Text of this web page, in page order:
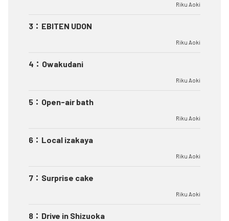
Riku Aoki
3 ： EBITEN UDON
Riku Aoki
4 ： Owakudani
Riku Aoki
5 ： Open-air bath
Riku Aoki
6 ： Local izakaya
Riku Aoki
7 ： Surprise cake
Riku Aoki
8 ： Drive in Shizuoka